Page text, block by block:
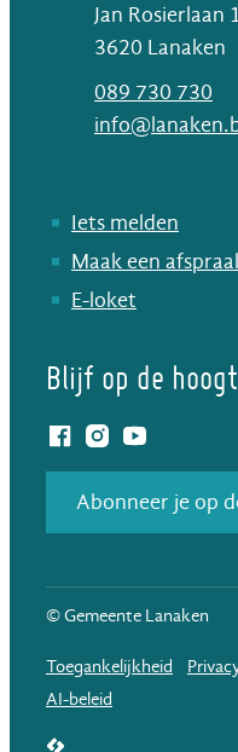
Jan Rosierlaan 1
,3620 Lanaken
089 730 730
E-mailinfo@
Iets melden
Maak een
E-loket
Blijf op de
Facebook
Instagram
YouTube
Abonneer je op
© Gemeente Lanaken
Toegankelijkheid
AI-beleid